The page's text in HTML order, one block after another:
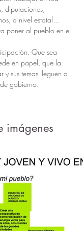
diputaciones,
a nivel estatal…
poner al pueblo en el
Que sea
en papel, que la
y sus temas lleguen a
gobierno.
imágenes